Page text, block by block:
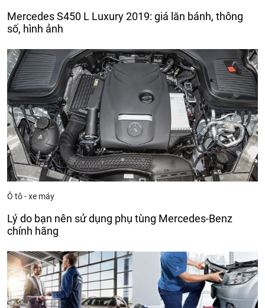
Mercedes S450 L Luxury 2019: giá lăn bánh, thông
số, hình ảnh
Ô tô - xe máy
Lý do bạn nên sử dụng phụ tùng Mercedes-Benz
chính hãng